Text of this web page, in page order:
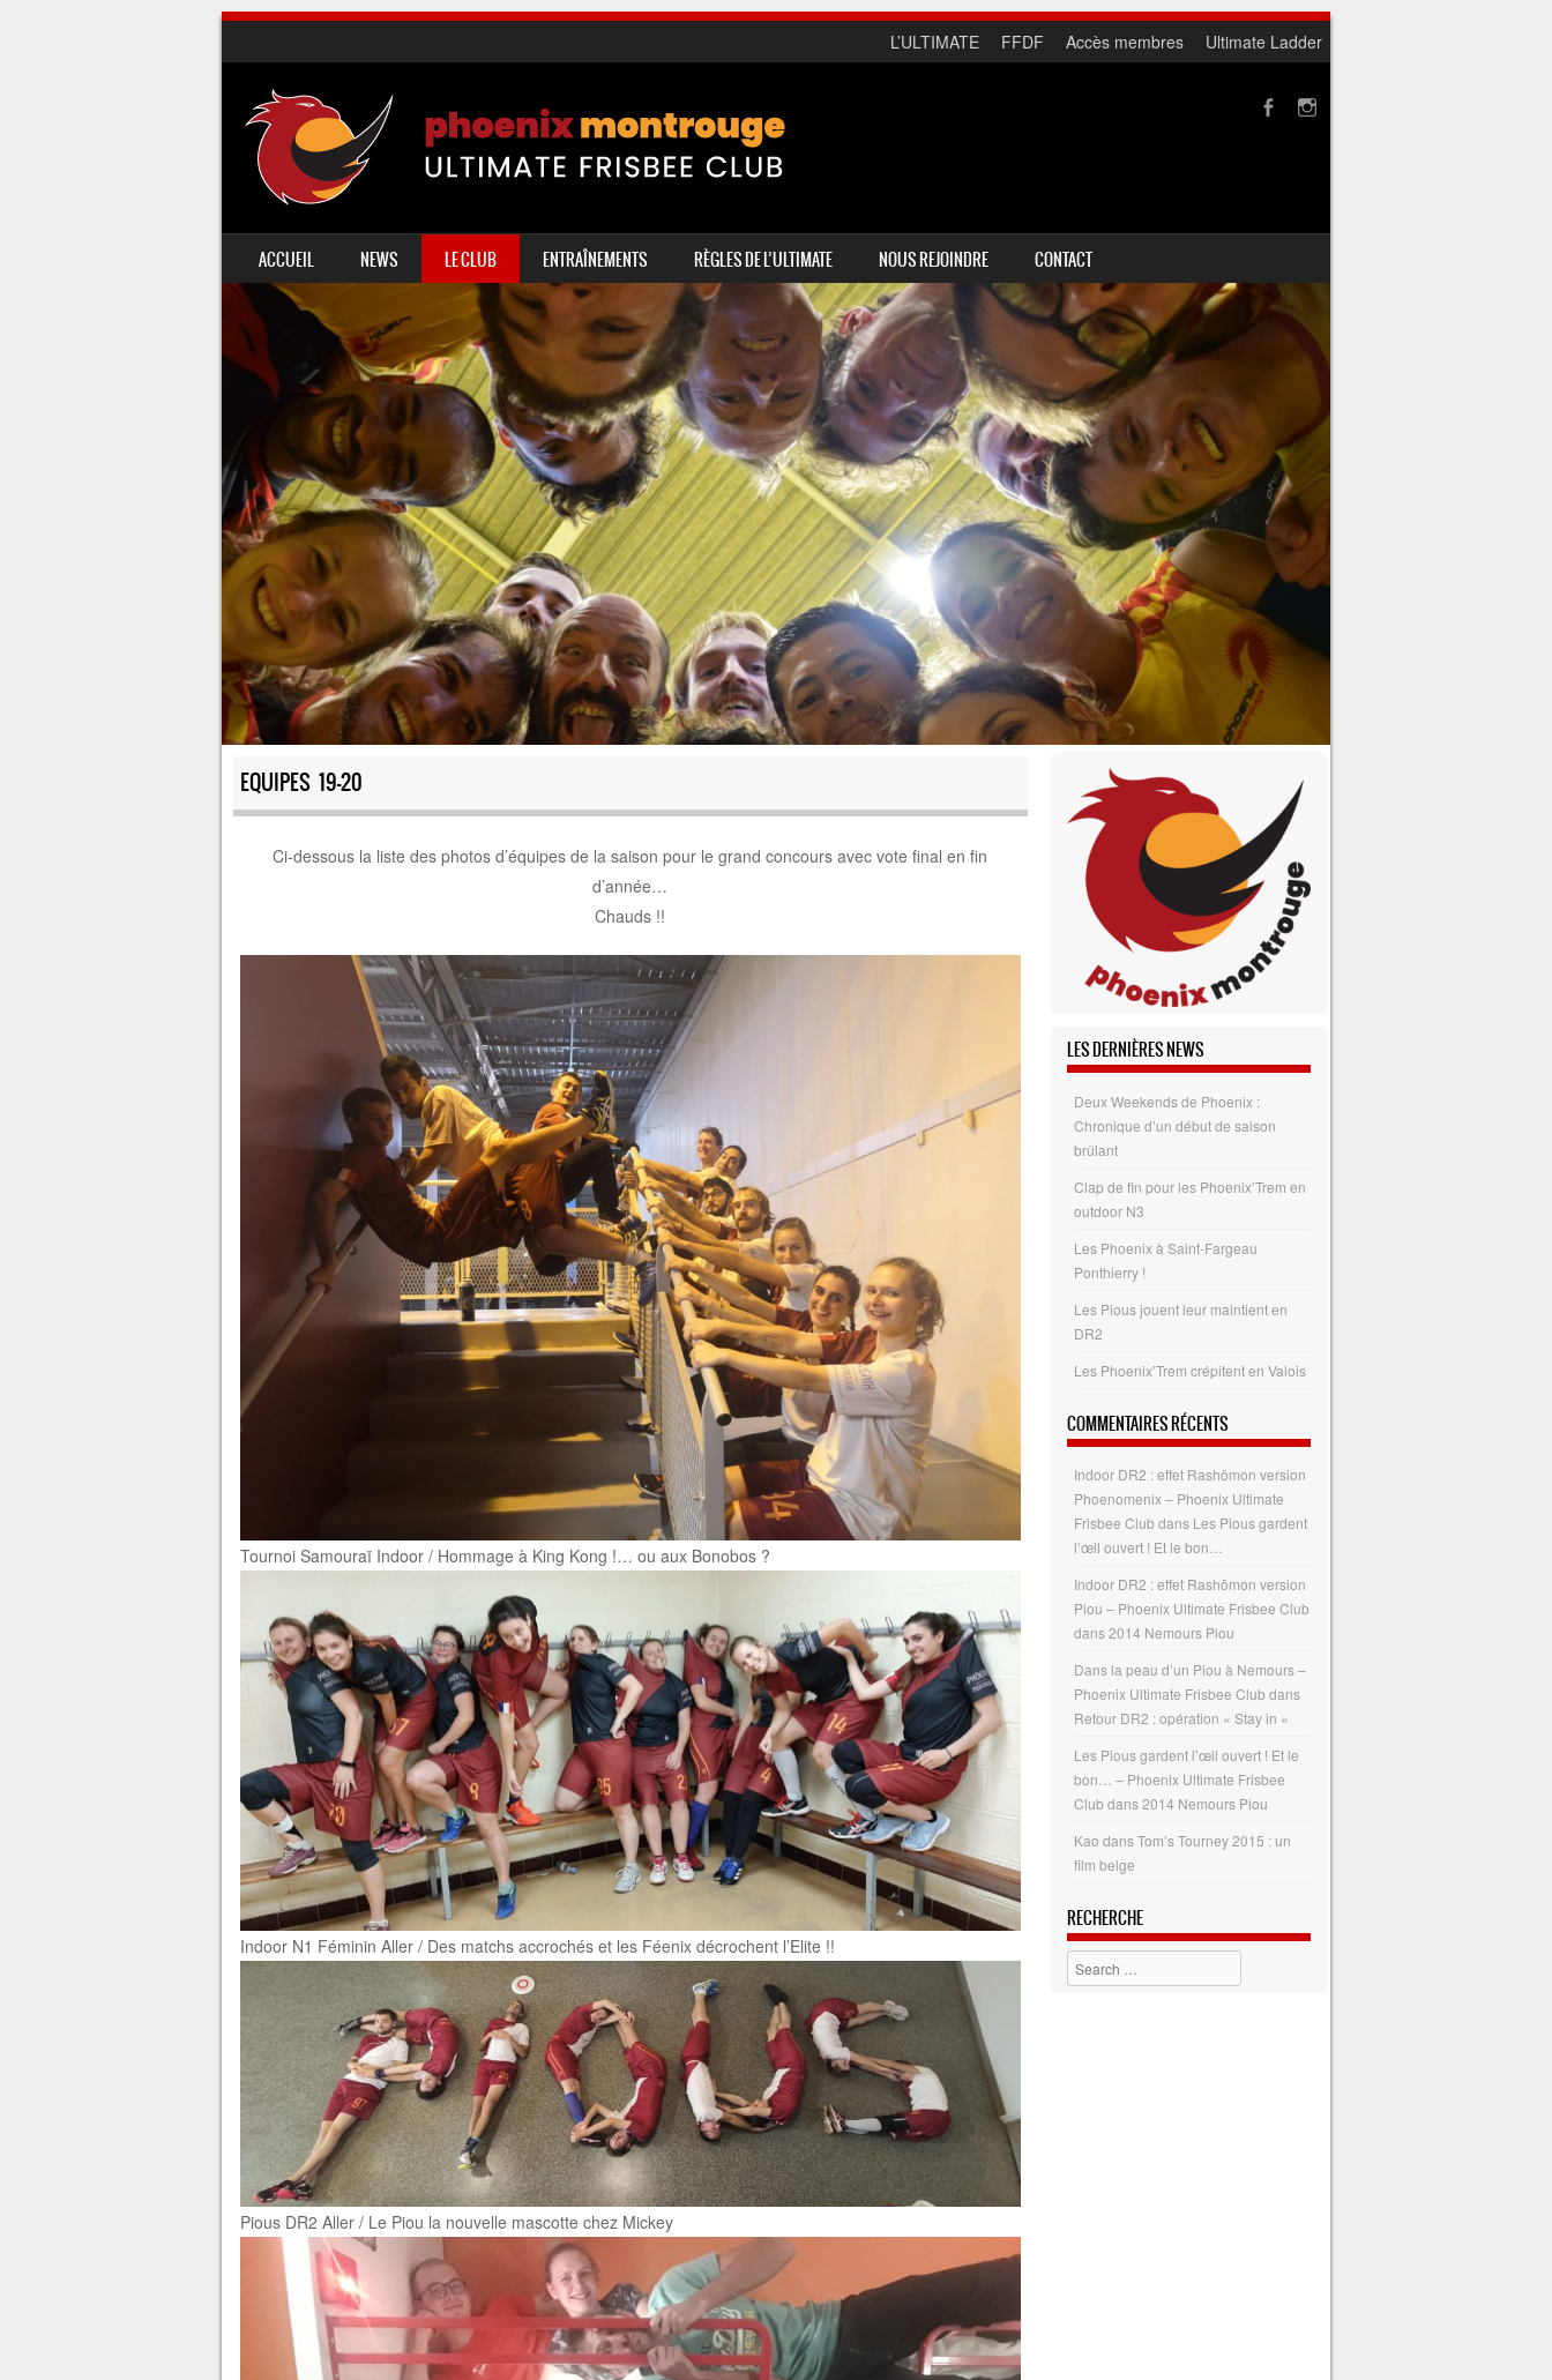
L’ULTIMATE FFDF Accès membres Ultimate Ladder
MENU
SKIP TO CONTENT
ACCUEIL NEWS LE CLUB ENTRAÎNEMENTS RÈGLES DE L’ULTIMATE NOUS REJOINDRE CONTACT
EQUIPES 19-20
Ci-dessous la liste des photos d’équipes de la saison pour le grand concours avec vote final en fin
d’année…
Chauds !!
Tournoi Samouraï Indoor / Hommage à King Kong !… ou aux Bonobos ?
Indoor N1 Féminin Aller / Des matchs accrochés et les Féenix décrochent l’Elite !!
Pious DR2 Aller / Le Piou la nouvelle mascotte chez Mickey
LES DERNIÈRES NEWS
Deux Weekends de Phoenix :
Chronique d’un début de saison
brûlant
Clap de fin pour les Phoenix’Trem en
outdoor N3
Les Phoenix à Saint-Fargeau
Ponthierry !
Les Pious jouent leur maintient en
DR2
Les Phoenix’Trem crépitent en Valois
COMMENTAIRES RÉCENTS
Indoor DR2 : effet Rashōmon version
Phoenomenix – Phoenix Ultimate
Frisbee Club dans Les Pious gardent
l’œil ouvert ! Et le bon…
Indoor DR2 : effet Rashōmon version
Piou – Phoenix Ultimate Frisbee Club
dans2014 Nemours Piou
Dans la peau d’un Piou à Nemours –
Phoenix Ultimate Frisbee Club dans
Retour DR2 : opération « Stay in »
Les Pious gardent l’œil ouvert ! Et le
bon… – Phoenix Ultimate Frisbee
Club dans2014 Nemours Piou
Kao dansTom’s Tourney 2015 : un
film belge
RECHERCHE
Search